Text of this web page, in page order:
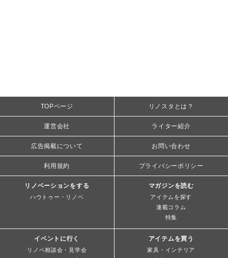
TOPページ リノスタとは？
運営会社 ライター紹介
広告掲載について お問い合わせ
利用規約 プライバシーポリシー
リノベーションをする
ハウトゥー・リノベ
マガジンを読む
アイテムを探す
連載コラム
特集
イベントに行く
リノベ相談会・見学会
アイテムを買う
家具・インテリア